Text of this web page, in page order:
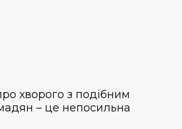
хворого з подібним
– це непосильна